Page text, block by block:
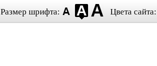
Размер шрифта: Цвета сайта: